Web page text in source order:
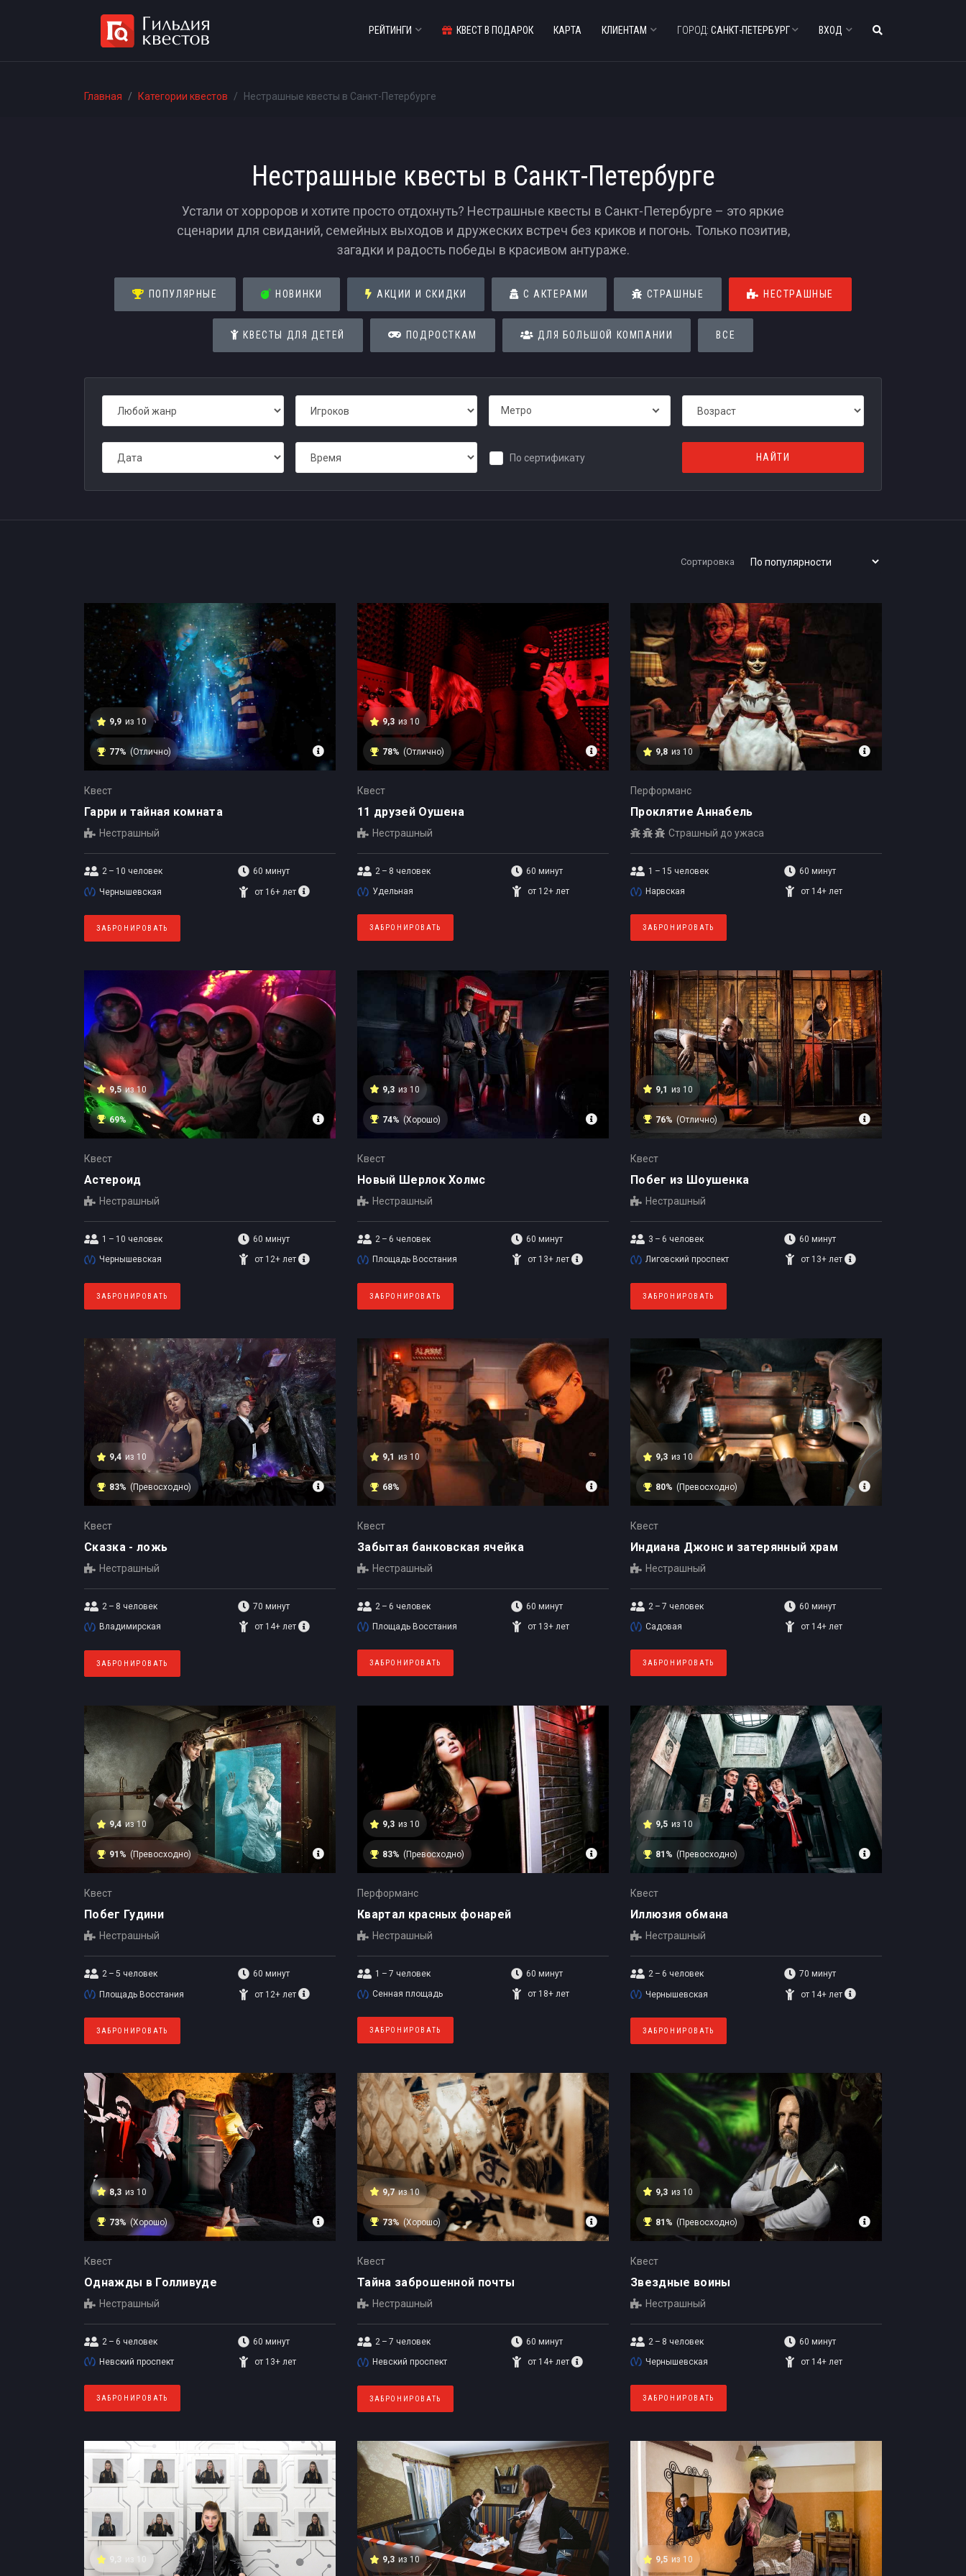
РЕЙТИНГИ КВЕСТ В ПОДАРОК КАРТА КЛИЕНТАМ ГОРОД: САНКТ-ПЕТЕРБУРГ ВХОД
Главная Категории квестов Нестрашные квесты в Санкт-Петербурге
Нестрашные квесты в Санкт-Петербурге
Устали от хорроров и хотите просто отдохнуть? Нестрашные квесты в Санкт-Петербурге – это яркие
сценарии для свиданий, семейных выходов и дружеских встреч без криков и погонь. Только позитив,
загадки и радость победы в красивом антураже.
ПОПУЛЯРНЫЕ НОВИНКИ АКЦИИ И СКИДКИ С АКТЕРАМИ СТРАШНЫЕ НЕСТРАШНЫЕ
КВЕСТЫ ДЛЯ ДЕТЕЙ ПОДРОСТКАМ ДЛЯ БОЛЬШОЙ КОМПАНИИ ВСЕ
Метро
По сертификату
Сортировка
9,9 из 10
77% (Отлично)
Квест
Гарри и тайная комната
Нестрашный
2 – 10 человек 60 минут
Чернышевская от 16+ лет
ЗАБРОНИРОВАТЬ
9,3 из 10
78% (Отлично)
Квест
11 друзей Оушена
Нестрашный
2 – 8 человек
60 минут
Удельная
от 12+ лет
ЗАБРОНИРОВАТЬ
9,8 из 10
Перформанс
Проклятие Аннабель
Страшный до ужаса
1 – 15 человек
60 минут
Нарвская
от 14+ лет
ЗАБРОНИРОВАТЬ
9,5 из 10
69%
Квест
Астероид
Нестрашный
1 – 10 человек 60 минут
Чернышевская от 12+ лет
ЗАБРОНИРОВАТЬ
9,3 из 10
74% (Хорошо)
Квест
Новый Шерлок Холмс
Нестрашный
2 – 6 человек 60 минут
Площадь Восстания от 13+ лет
ЗАБРОНИРОВАТЬ
9,1 из 10
76% (Отлично)
Квест
Побег из Шоушенка
Нестрашный
3 – 6 человек 60 минут
Лиговский проспект от 13+ лет
ЗАБРОНИРОВАТЬ
9,4 из 10
83% (Превосходно)
Квест
Сказка - ложь
Нестрашный
2 – 8 человек 70 минут
Владимирская от 14+ лет
ЗАБРОНИРОВАТЬ
9,1 из 10
68%
Квест
Забытая банковская ячейка
Нестрашный
2 – 6 человек
60 минут
Площадь Восстания
от 13+ лет
ЗАБРОНИРОВАТЬ
9,3 из 10
80% (Превосходно)
Квест
Индиана Джонс и затерянный храм
Нестрашный
2 – 7 человек
60 минут
Садовая
от 14+ лет
ЗАБРОНИРОВАТЬ
9,4 из 10
91% (Превосходно)
Квест
Побег Гудини
Нестрашный
2 – 5 человек 60 минут
Площадь Восстания от 12+ лет
ЗАБРОНИРОВАТЬ
9,3 из 10
83% (Превосходно)
Перформанс
Квартал красных фонарей
Нестрашный
1 – 7 человек
60 минут
Сенная площадь
от 18+ лет
ЗАБРОНИРОВАТЬ
9,5 из 10
81% (Превосходно)
Квест
Иллюзия обмана
Нестрашный
2 – 6 человек 70 минут
Чернышевская от 14+ лет
ЗАБРОНИРОВАТЬ
8,3 из 10
73% (Хорошо)
Квест
Однажды в Голливуде
Нестрашный
2 – 6 человек
60 минут
Невский проспект
от 13+ лет
ЗАБРОНИРОВАТЬ
9,7 из 10
73% (Хорошо)
Квест
Тайна заброшенной почты
Нестрашный
2 – 7 человек 60 минут
Невский проспект от 14+ лет
ЗАБРОНИРОВАТЬ
9,3 из 10
81% (Превосходно)
Квест
Звездные воины
Нестрашный
2 – 8 человек
60 минут
Чернышевская
от 14+ лет
ЗАБРОНИРОВАТЬ
9,3 9,3 из 10 9,5 из 10